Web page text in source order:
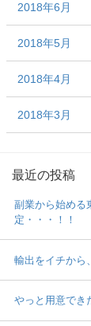
2018年6月
2018年5月
2018年4月
2018年3月
最近の投稿
副業から始める
定・・・！！
輸出をイチから
やっと用意でき